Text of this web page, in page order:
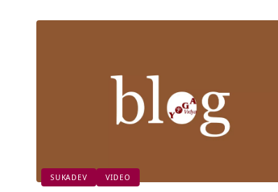
SUKADEV VIDEO